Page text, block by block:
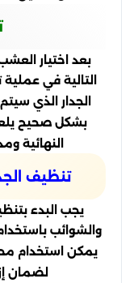
بعد اختيار
التالية في
الجدار الذي
بشكل صحيح
النهائية
تنظيف
يجب البدء
والشوائب
يمكن استخدام
لضمان